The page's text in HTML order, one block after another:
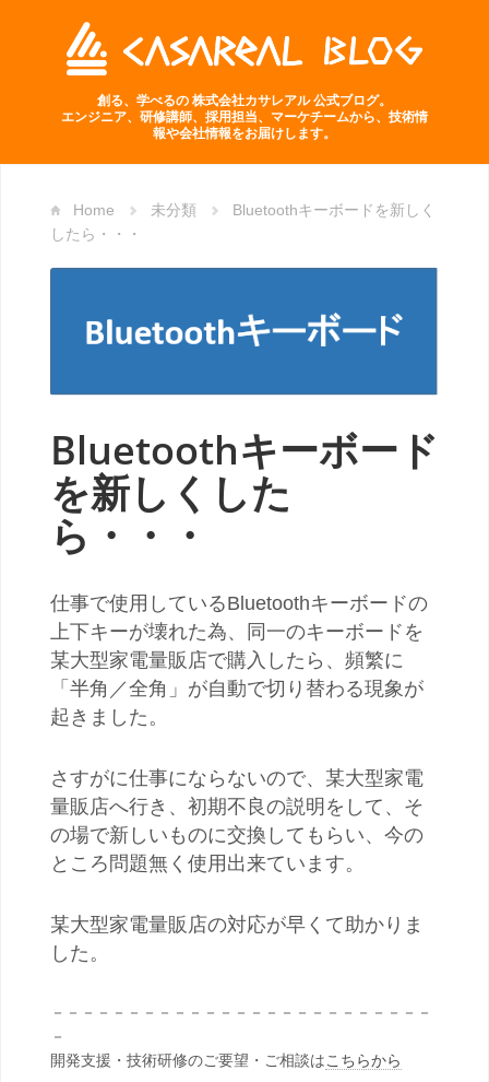
創る、学べるの 株式会社カサレアル 公式ブログ。
エンジニア、研修講師、採用担当、マーケチームから、技術情
報や会社情報をお届けします。
Home 未分類
Bluetoothキーボードを新しく
したら・・・
Bluetoothキーボード
を新しくした
ら・・・
仕事で使用しているBluetoothキーボードの
上下キーが壊れた為、同一のキーボードを
某大型家電量販店で購入したら、頻繁に
「半角／全角」が自動で切り替わる現象が
起きました。
さすがに仕事にならないので、某大型家電
量販店へ行き、初期不良の説明をして、そ
の場で新しいものに交換してもらい、今の
ところ問題無く使用出来ています。
某大型家電量販店の対応が早くて助かりま
した。
－－－－－－－－－－－－－－－－－－－－－－－－－
－
開発支援・技術研修のご要望・ご相談はこちらから